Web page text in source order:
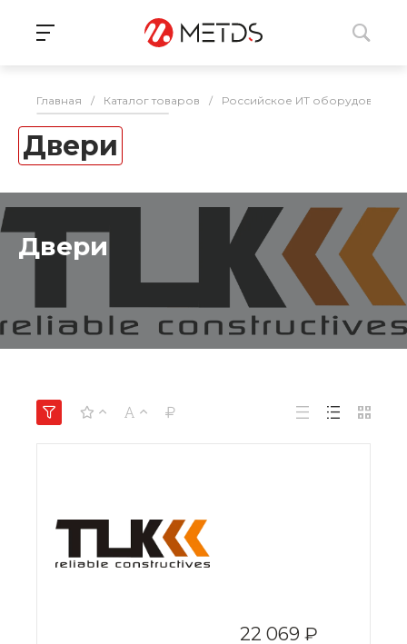
Главная / Каталог товаров / Российское ИТ оборудование
Двери
Двери
22 069 ₽